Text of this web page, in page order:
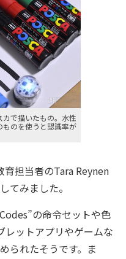
で描いたもの。水性
のを使うと認識率が
担当者のTara Reynen
てみました。
の命令セットや色
ットアプリやゲームな
られたそうです。ま